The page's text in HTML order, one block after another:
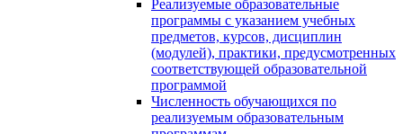
Реализуемые образовательные
программы с указанием учебных
предметов, курсов, дисциплин
(модулей), практики, предусмотренных
соответствующей образовательной
программой
Численность обучающихся по
реализуемым образовательным